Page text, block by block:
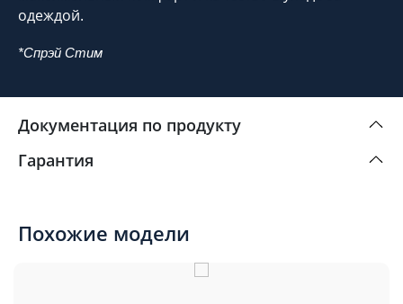
одеждой.
*Спрэй Стим
Документация по продукту
Гарантия
Похожие модели